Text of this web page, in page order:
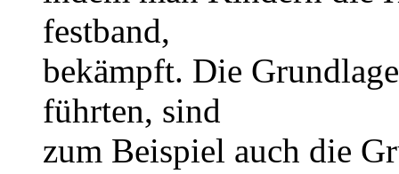
festband,
bekämpft. Die
führten, sind
zum Beispiel auch die